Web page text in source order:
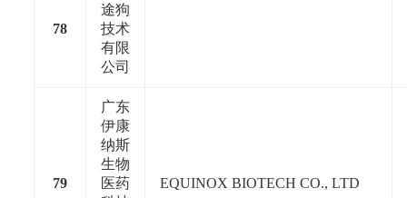
78
途狗
技术
有限
公司
79
广东
伊康
纳斯
生物
医药
EQUINOX BIOTECH CO., LTD